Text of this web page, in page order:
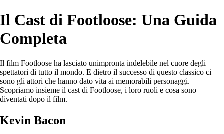
Il Cast di Footloose: Una Guida
Completa
Il film Footloose ha lasciato unimpronta indelebile nel cuore degli
spettatori di tutto il mondo. E dietro il successo di questo classico ci
sono gli attori che hanno dato vita ai memorabili personaggi.
Scopriamo insieme il cast di Footloose, i loro ruoli e cosa sono
diventati dopo il film.
Kevin Bacon